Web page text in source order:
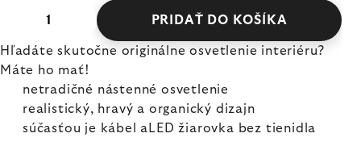
PRIDAŤ DO KOŠÍKA
Hľadáte skutočne originálne osvetlenie interiéru?
Máte ho mať!
netradičné nástenné osvetlenie
realistický, hravý a organický dizajn
súčasťou je kábel aLED žiarovka bez tienidla